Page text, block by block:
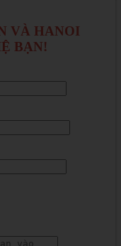
VÀ HANOI
BẠN!